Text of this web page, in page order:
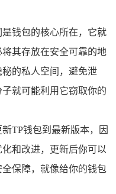
是钱包的核心所在，它就
其存放在安全可靠的地
的私人空间，避免泄
就可能利用它窃取你的
新TP钱包到最新版本，因
和改进，更新后你可以
保障，就像给你的钱包